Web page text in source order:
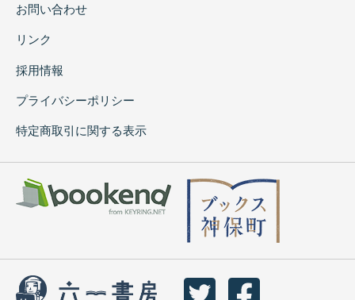
お問い合わせ
リンク
採用情報
プライバシーポリシー
特定商取引に関する表示